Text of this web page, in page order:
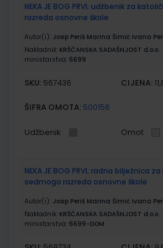
NEKA JE BOG PRVI; udžbenik za
razreda osnovne škole
Autor(i): Josip Periš Marina Šimić Ivana
Nakladnik: KRŠĆANSKA SADAŠNJOST d.o.o.
ministarstva: 6699
SKU: 567436 CIJENA:
ŠIFRA OMOTA: 500156
Udžbenik Omot
NEKA JE BOG PRVI; radna bilježnica
sedmoga razreda osnovne škole
Autor(i): Josip Periš Marina Šimić Ivana
Nakladnik: KRŠĆANSKA SADAŠNJOST d.o.o.
ministarstva: 6699-DOM